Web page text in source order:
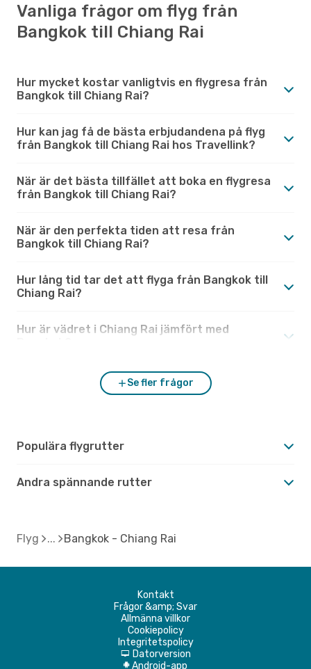
Vanliga frågor om flyg från
Bangkok till Chiang Rai
Hur mycket kostar vanligtvis en flygresa från
Bangkok till Chiang Rai?
Hur kan jag få de bästa erbjudandena på flyg
från Bangkok till Chiang Rai hos Travellink?
När är det bästa tillfället att boka en flygresa
från Bangkok till Chiang Rai?
När är den perfekta tiden att resa från
Bangkok till Chiang Rai?
Hur lång tid tar det att flyga från Bangkok till
Chiang Rai?
Hur är vädret i Chiang Rai jämfört med
Se fler frågor
Populära flygrutter
Andra spännande rutter
Flyg Bangkok - Chiang Rai
Kontakt
Frågor &amp; Svar
Allmänna villkor
Cookiepolicy
Integritetspolicy
d Datorversion
A Android-app